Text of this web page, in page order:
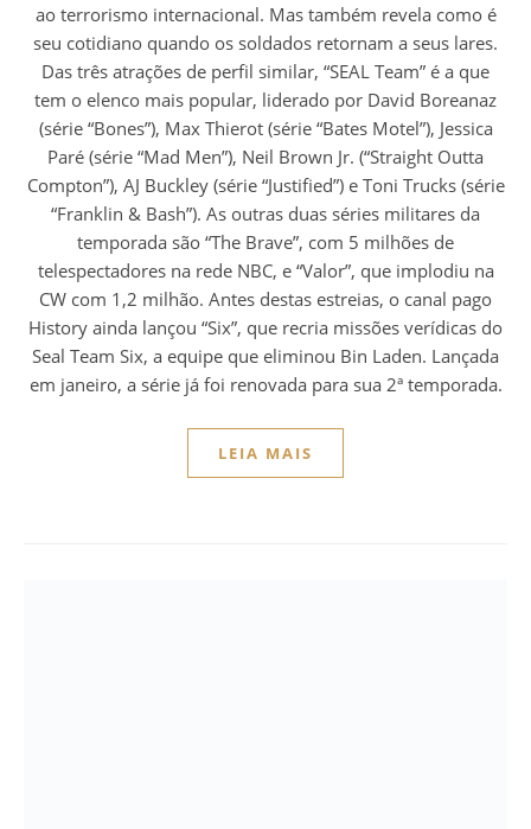
ao terrorismo internacional. Mas também revela como é
seu cotidiano quando os soldados retornam a seus lares.
Das três atrações de perfil similar, “SEAL Team” é a que
tem o elenco mais popular, liderado por David Boreanaz
(série “Bones”), Max Thierot (série “Bates Motel”), Jessica
Paré (série “Mad Men”), Neil Brown Jr. (“Straight Outta
Compton”), AJ Buckley (série “Justified”) e Toni Trucks (série
“Franklin & Bash”). As outras duas séries militares da
temporada são “The Brave”, com 5 milhões de
telespectadores na rede NBC, e “Valor”, que implodiu na
CW com 1,2 milhão. Antes destas estreias, o canal pago
History ainda lançou “Six”, que recria missões verídicas do
Seal Team Six, a equipe que eliminou Bin Laden. Lançada
em janeiro, a série já foi renovada para sua 2ª temporada.
LEIA MAIS